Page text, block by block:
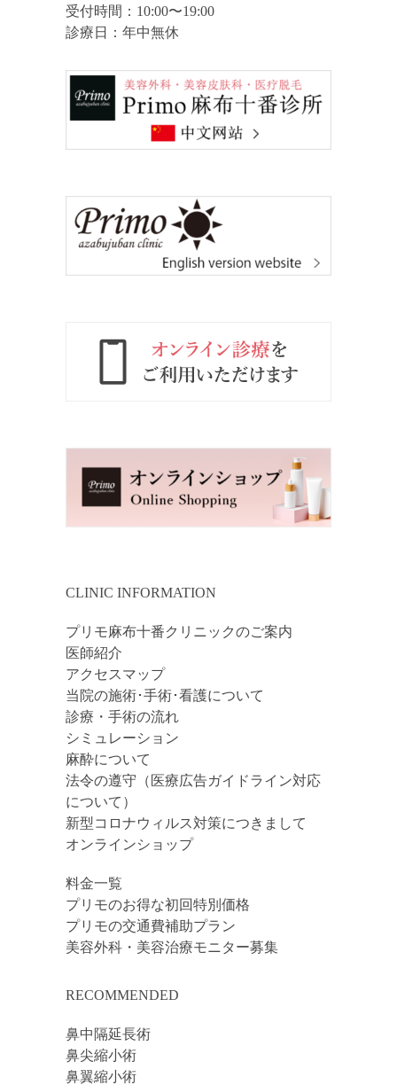
受付時間：10:00〜19:00
診療日：年中無休
CLINIC INFORMATION
プリモ麻布十番クリニックのご案内
医師紹介
アクセスマップ
当院の施術･手術･看護について
診療・手術の流れ
シミュレーション
麻酔について
法令の遵守（医療広告ガイドライン対応
について）
新型コロナウィルス対策につきまして
オンラインショップ
料金一覧
プリモのお得な初回特別価格
プリモの交通費補助プラン
美容外科・美容治療モニター募集
RECOMMENDED
鼻中隔延長術
鼻尖縮小術
鼻翼縮小術